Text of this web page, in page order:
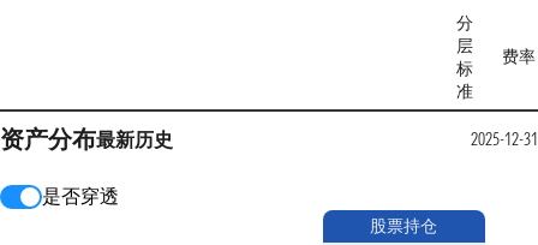
分
层
标
准
费率
资产分布最新历史 2025-12-31
是否穿透
股票持仓